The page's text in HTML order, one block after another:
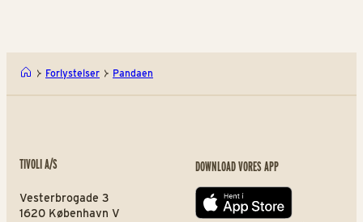
Forlystelser Pandaen
TIVOLI A/S
Vesterbrogade 3
1620 København V
DOWNLOAD VORES APP
App store